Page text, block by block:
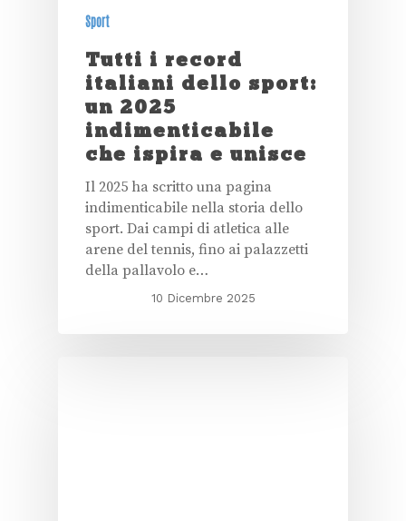
Sport
Tutti i record
italiani dello sport:
un 2025
indimenticabile
che ispira e unisce
Il 2025 ha scritto una pagina
indimenticabile nella storia dello
sport. Dai campi di atletica alle
arene del tennis, fino ai palazzetti
della pallavolo e…
10 Dicembre 2025